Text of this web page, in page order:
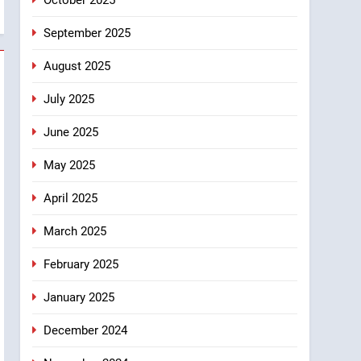
September 2025
August 2025
July 2025
June 2025
May 2025
April 2025
March 2025
February 2025
January 2025
December 2024